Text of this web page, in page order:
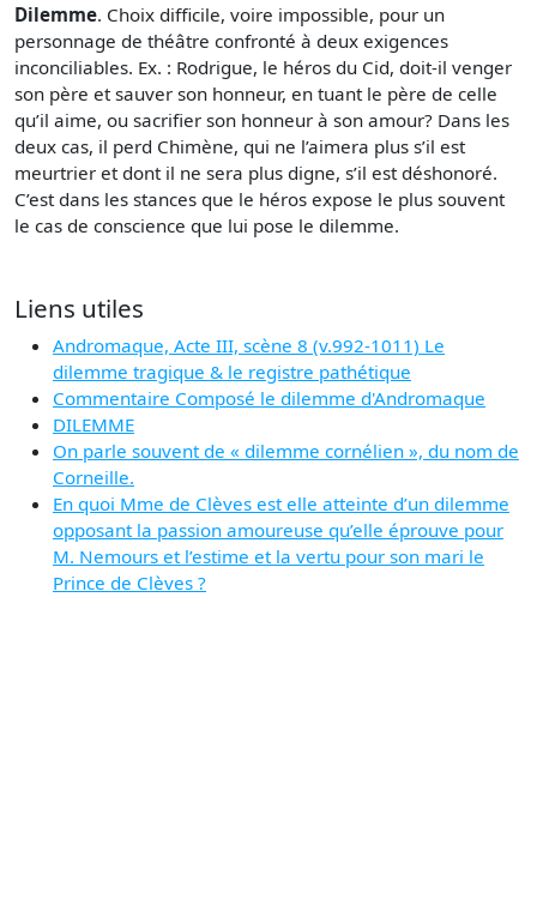
Dilemme. Choix difficile, voire impossible, pour un
personnage de théâtre confronté à deux exigences
inconciliables. Ex. : Rodrigue, le héros du Cid, doit-il venger
son père et sauver son honneur, en tuant le père de celle
qu’il aime, ou sacrifier son honneur à son amour? Dans les
deux cas, il perd Chimène, qui ne l’aimera plus s’il est
meurtrier et dont il ne sera plus digne, s’il est déshonoré.
C’est dans les stances que le héros expose le plus souvent
le cas de conscience que lui pose le dilemme.
Liens utiles
Andromaque, Acte III, scène 8 (v.992-1011) Le
dilemme tragique & le registre pathétique
Commentaire Composé le dilemme d'Andromaque
DILEMME
On parle souvent de « dilemme cornélien », du nom de
Corneille.
En quoi Mme de Clèves est elle atteinte d’un dilemme
opposant la passion amoureuse qu’elle éprouve pour
M. Nemours et l’estime et la vertu pour son mari le
Prince de Clèves ?